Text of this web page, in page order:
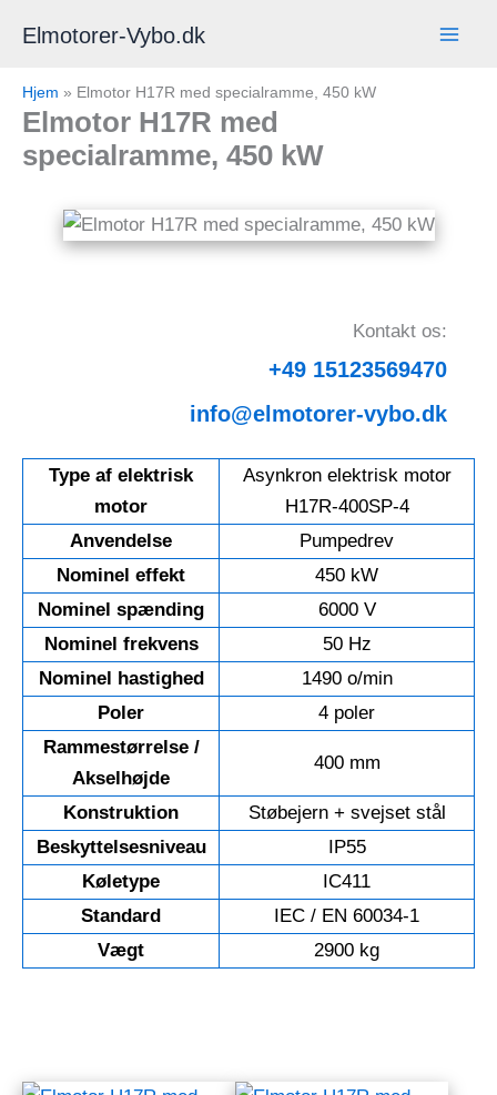
Elmotorer-Vybo.dk
Hjem » Elmotor H17R med specialramme, 450 kW
Elmotor H17R med
specialramme, 450 kW
Kontakt os:
+49 15123569470
info@elmotorer-vybo.dk
Type af elektrisk
motor
Asynkron elektrisk motor
H17R-400SP-4
Anvendelse
Pumpedrev
Nominel effekt
450 kW
Nominel spænding
6000 V
Nominel frekvens
50 Hz
Nominel hastighed
1490 o/min
Poler
4 poler
Rammestørrelse /
Akselhøjde
400 mm
Konstruktion
Støbejern + svejset stål
Beskyttelsesniveau
IP55
Køletype
IC411
Standard
IEC / EN 60034-1
Vægt
2900 kg